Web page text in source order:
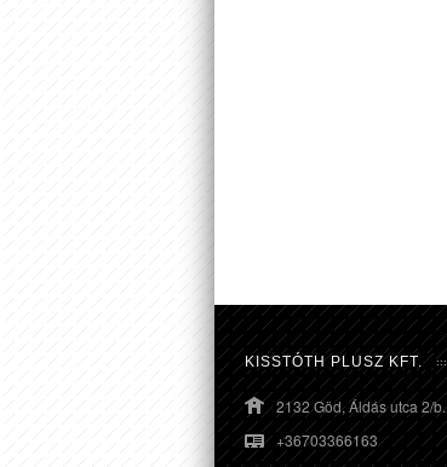
KISSTÓTH PLUSZ KFT.
2132 Göd, Áldás utca 2/b.
+36703366163